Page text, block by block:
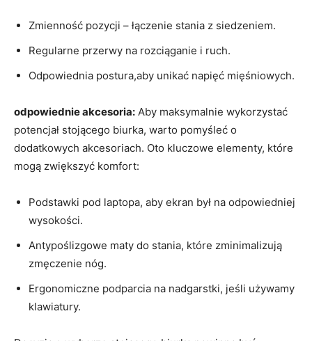
Zmienność pozycji – ⁤łączenie⁤ stania⁢ z siedzeniem.
Regularne przerwy‌ na rozciąganie i ruch.
Odpowiednia postura,aby unikać napięć mięśniowych.
odpowiednie akcesoria: ​Aby‍ maksymalnie wykorzystać
‌potencjał stojącego‌ biurka,‌ warto⁢ pomyśleć o
dodatkowych akcesoriach. ⁣Oto kluczowe elementy, ‌które
mogą zwiększyć ‌komfort:
Podstawki pod‌ laptopa, aby ⁣ekran był na‍ odpowiedniej
wysokości.
Antypoślizgowe maty ⁣do stania, które zminimalizują
zmęczenie ‍nóg.
Ergonomiczne podparcia​ na nadgarstki, jeśli używamy
klawiatury.